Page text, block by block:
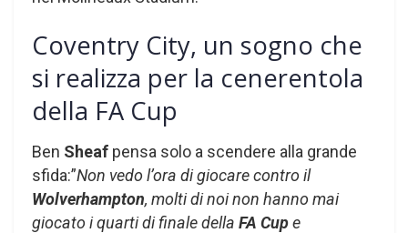
Coventry City, un sogno che
si realizza per la cenerentola
della FA Cup
Ben Sheaf pensa solo a scendere alla grande
sfida:”Non vedo l’ora di giocare contro il
Wolverhampton, molti di noi non hanno mai
giocato i quarti di finale della FA Cupe